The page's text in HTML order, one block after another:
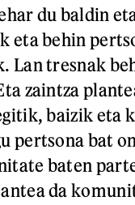
du baldin
eta behin
Lan tresnak
zaintza
baizik eta
pertsona bat
baten
da